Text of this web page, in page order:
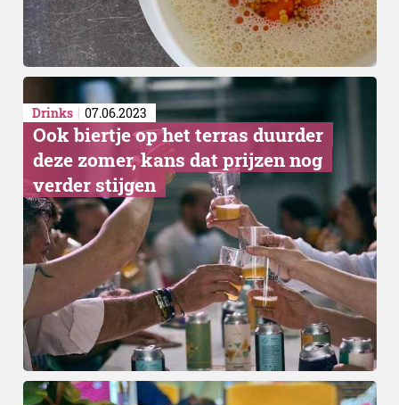
Drinks 07.06.2023
Ook biertje op het terras duurder
deze zomer, kans dat prijzen nog
verder stijgen